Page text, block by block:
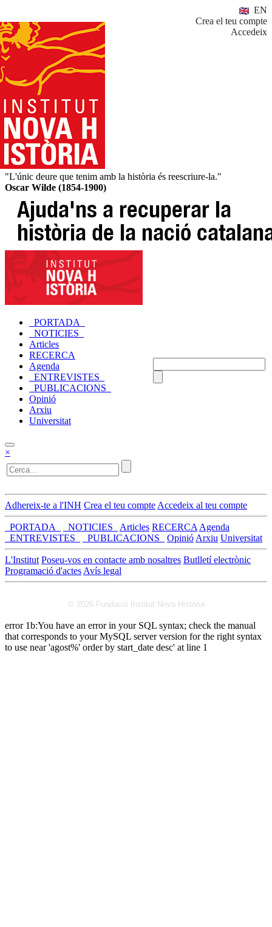
EN
Crea el teu compte
Accedeix
"L'únic deure que tenim amb la història és reescriure-la."
Oscar Wilde (1854-1900)
_PORTADA_
_NOTICIES_
Articles
RECERCA
Agenda
_ENTREVISTES_
_PUBLICACIONS_
Opinió
Arxiu
Universitat
×
Adhereix-te a l'INH Crea el teu compte Accedeix al teu compte
_PORTADA_ _NOTICIES_ Articles RECERCA Agenda
_ENTREVISTES_
_PUBLICACIONS_ Opinió Arxiu Universitat
L'Institut Poseu-vos en contacte amb nosaltres Butlletí electrònic
Programació d'actes Avís legal
© 2026 Fundació Institut Nova Història
error 1b:You have an error in your SQL syntax; check the manual
that corresponds to your MySQL server version for the right syntax
to use near 'agost%' order by start_date desc' at line 1